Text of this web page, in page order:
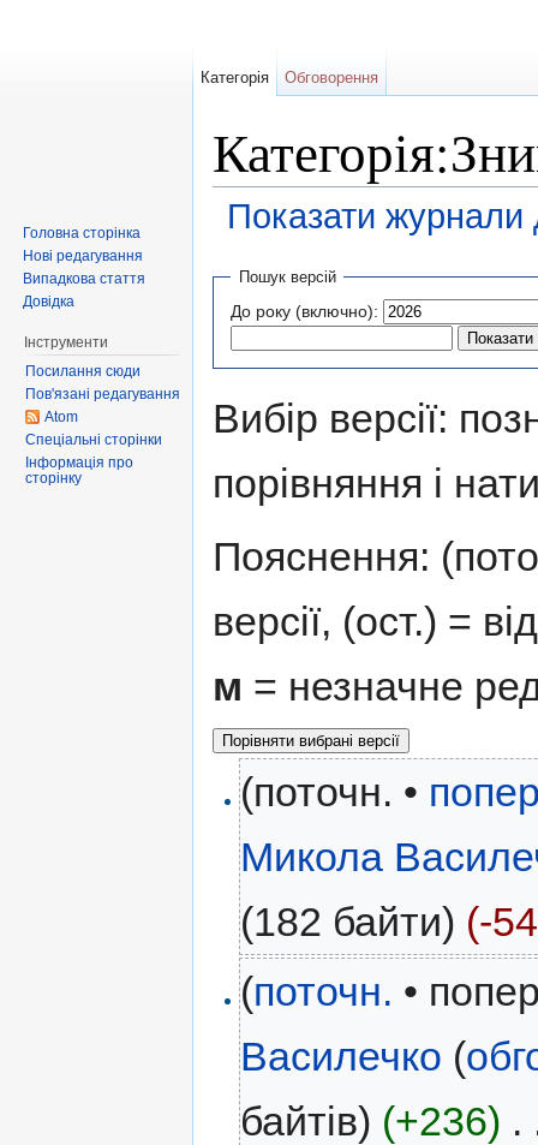
Показати журнали
Пошук версій
До року (включно):
Вибір версії:
порівняння і
Пояснення:
версії, (ост.) =
м = незначне
(поточн. •
Микола
(182 байти) (-
(поточн. •
Василечко (
байтів) (+236) .
Категорія Обговорення
Головна сторінка
Нові редагування
Випадкова стаття
Довідка
Інструменти
Посилання сюди
Пов'язані редагування
Atom
Спеціальні сторінки
Інформація про
сторінку